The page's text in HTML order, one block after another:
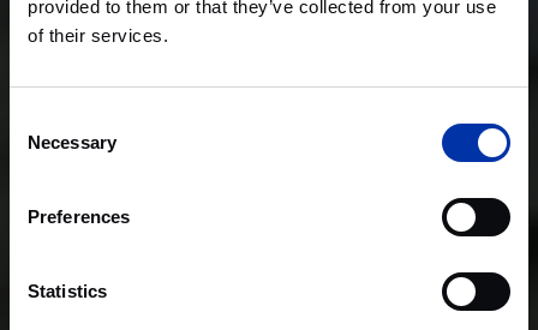
provided to them or that they’ve collected from your use
of their services.
Selection
Necessary
Preferences
Statistics